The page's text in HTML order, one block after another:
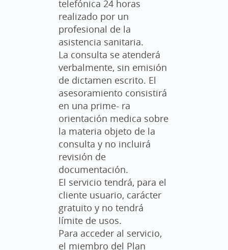
telefónica 24 horas
realizado por un
profesional de la
asistencia sanitaria.
La consulta se atenderá
verbalmente, sin emisión
de dictamen escrito. El
asesoramiento consistirá
en una prime- ra
orientación medica sobre
la materia objeto de la
consulta y no incluirá
revisión de
documentación.
El servicio tendrá, para el
cliente usuario, carácter
gratuito y no tendrá
límite de usos.
Para acceder al servicio,
el miembro del Plan